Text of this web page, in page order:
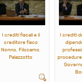
I crediti fiscali e il
creditore fisco
Nonno, Filocamo,
Palazzotto
I crediti